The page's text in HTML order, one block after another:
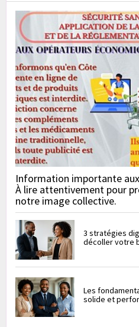
Information importante
À lire attentivement pour
notre image collective.
3 stratégies
décoller votre
Les
solide et